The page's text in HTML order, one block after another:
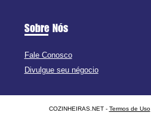
Sobre Nós
Fale Conosco
Divulgue seu négocio
COZINHEIRAS.NET - Termos de Uso